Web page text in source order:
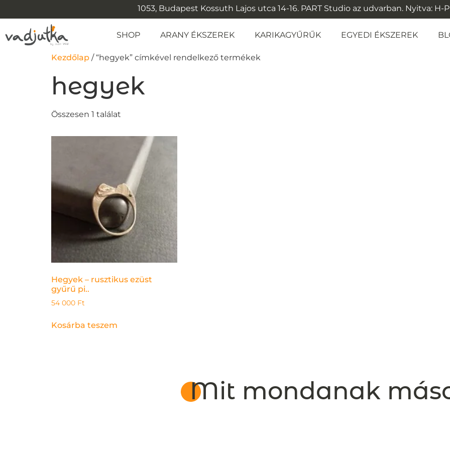
1053, Budapest Kossuth Lajos utca 14-16. PART Studio az udvarban. Nyitva: H-P:
SHOP ARANY ÉKSZEREK KARIKAGYŰRŰK EGYEDI ÉKSZEREK
Kezdőlap / “hegyek” címkével rendelkező termékek
hegyek
Összesen 1 találat
Hegyek – rusztikus ezüst
gyűrű pi..
54 000 Ft
Kosárba teszem
Mit mondanak